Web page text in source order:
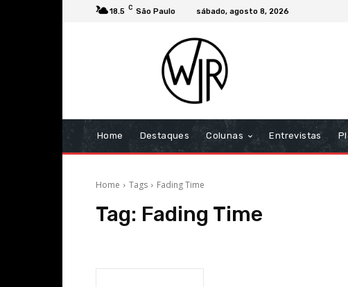
18.5 C São Paulo sábado, agosto 8, 2026
Home Destaques Colunas Entrevistas
Home Tags Fading Time
Tag: Fading Time